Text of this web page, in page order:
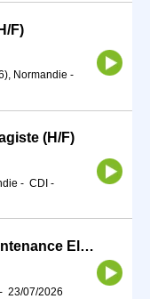
F)
Normandie -
(H/F)
- CDI -
Responsable Exploitation et Maintenance Electrique H/F
- 23/07/2026